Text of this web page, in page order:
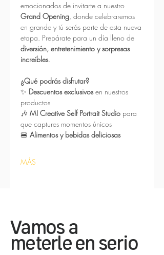
emocionados de invitarte a nuestro
Grand Opening, donde celebraremos
en grande y tú serás parte de esta nueva
etapa. Prepárate para un día lleno de
diversión, entretenimiento y sorpresas
increíbles.
¿Qué podrás disfrutar?
✨ Descuentos exclusivos en nuestros
productos
🎶 MI Creative Self Portrait Studio para
que captures momentos únicos
🍔 Alimentos y bebidas deliciosas
MÁS
Vamos a
meterle en serio